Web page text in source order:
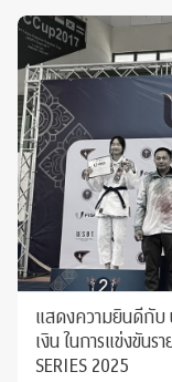
แสดงความยินดีกับ
เงิน ในการแข่งขันร
SERIES 2025